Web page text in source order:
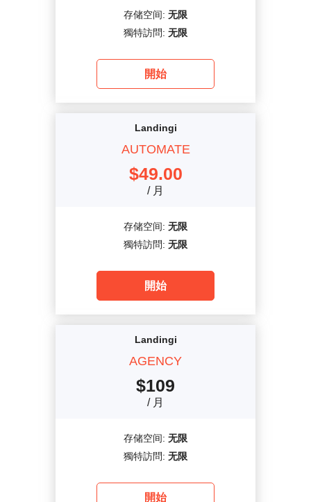
存储空间: 无限
獨特訪問: 无限
開始
Landingi
AUTOMATE
$49.00
/ 月
存储空间: 无限
獨特訪問: 无限
開始
Landingi
AGENCY
$109
/ 月
存储空间: 无限
獨特訪問: 无限
開始